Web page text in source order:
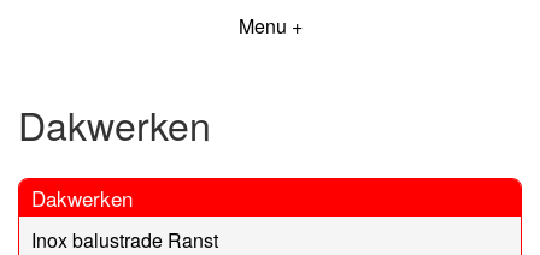
Menu +
Dakwerken
Dakwerken
Inox balustrade Ranst